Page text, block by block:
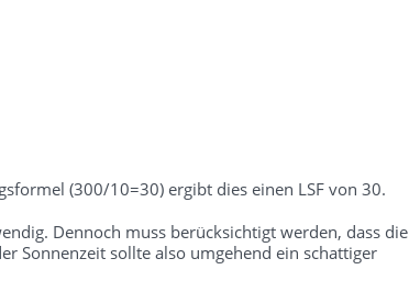
(300/10=30) ergibt dies einen LSF von 30.
Dennoch muss berücksichtigt werden, dass die
Sonnenzeit sollte also umgehend ein schattiger